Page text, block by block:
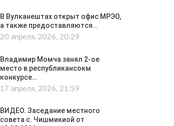
В Вулканештах открыт офис МРЭО,
а также предоставляются…
20 апреля, 2026, 20:29
Владимир Момча занял 2-ое
место в республикансокм
конкурсе…
17 апреля, 2026, 21:59
ВИДЕО. Заседание местного
совета с. Чишмикиой от